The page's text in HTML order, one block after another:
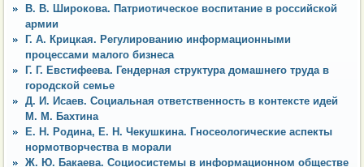
В. В. Широкова. Патриотическое воспитание в российской
армии
Г. А. Крицкая. Регулированию информационными
процессами малого бизнеса
Г. Г. Евстифеева. Гендерная структура домашнего труда в
городской семье
Д. И. Исаев. Социальная ответственность в контексте идей
М. М. Бахтина
Е. Н. Родина, Е. Н. Чекушкина. Гносеологические аспекты
нормотворчества в морали
Ж. Ю. Бакаева. Социосистемы в информационном обществе